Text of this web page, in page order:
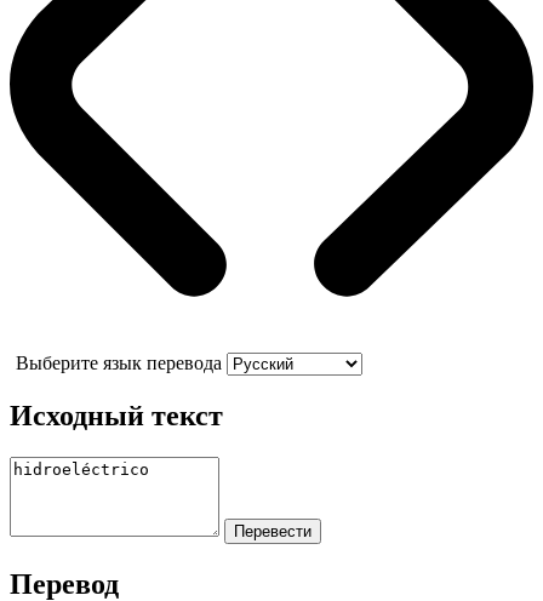
Выберите язык перевода
Исходный текст
Перевод